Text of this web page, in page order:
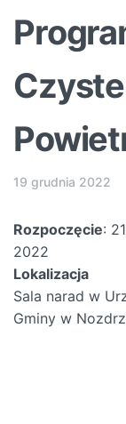
Czyste
19 grudnia 2022
Rozpoczęcie:
2022
Lokalizacja
Sala narad w
Gminy w